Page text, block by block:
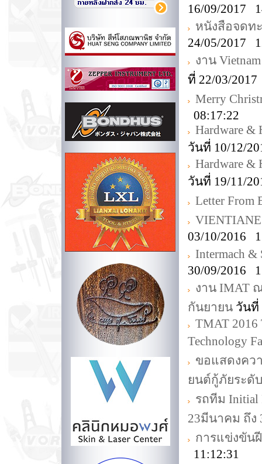
16/09/2017
หนังสือจดท
24/05/2017
งาน
ที่ 22/03/
Merry
08:17:22
Hardware &
วันที่ 10/12/
Hardware &
วันที่ 19/11/
Letter From
03/10/2016
Intermach &
30/09/2016
งาน IMAT
กันยายน วันที่
TMAT 2016
Technology
ขอแสดงคว
ยนต์กู้ภัยระดั
รถทีม Initial
23มีนาคม ถึง
การแข่งขัน
11:12:31